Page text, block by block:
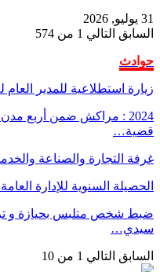
31 يوليو, 2026
السابق التالي 1 من 574
حوادث
زيارة استطلاعية للمدير
قضية…
غرفة التجارة والصناعة
الحصيلة السنوية للإدارة العامة
ضبط شخص متلبس بحيازة و
سيدي…
السابق التالي 1 من 10